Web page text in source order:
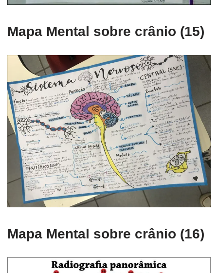
Mapa Mental sobre crânio (15)
Mapa Mental sobre crânio (16)